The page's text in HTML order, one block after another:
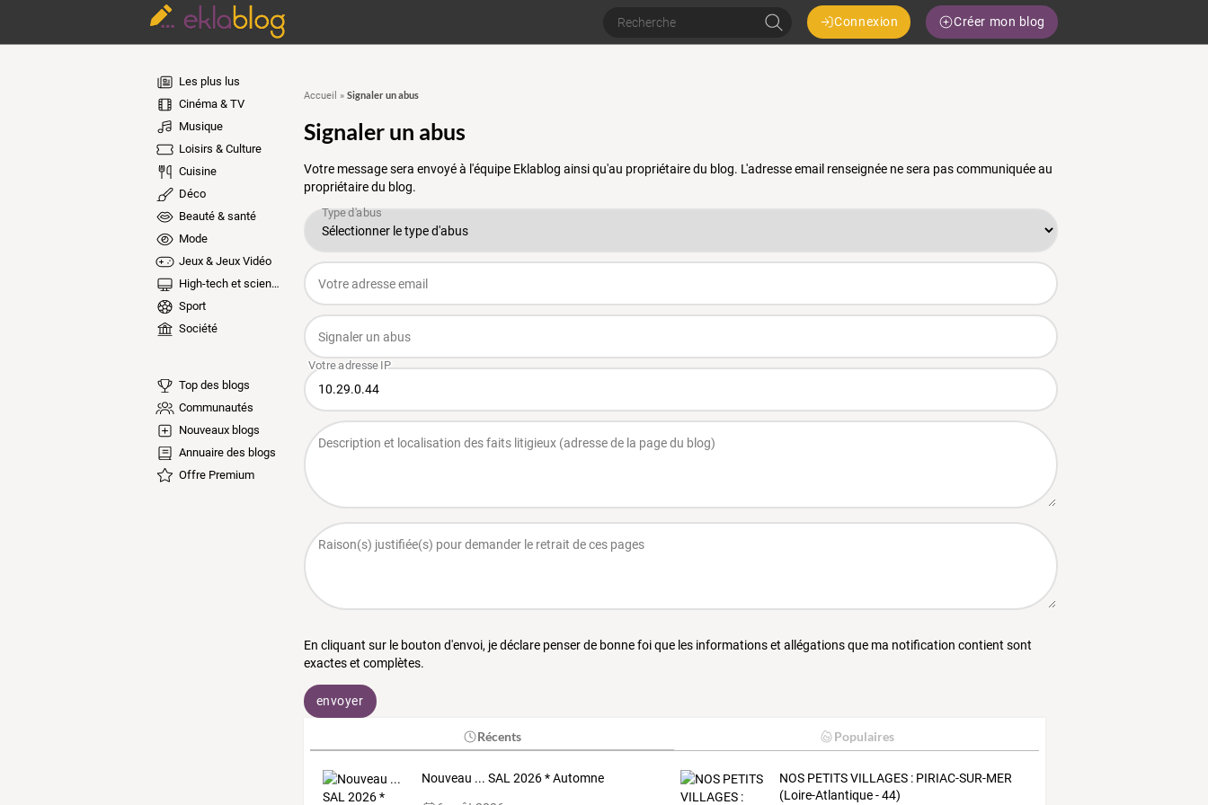
Connexion Créer mon blog
Les plus lus
Cinéma & TV
Musique
Loisirs & Culture
Cuisine
Déco
Beauté & santé
Mode
Jeux & Jeux Vidéo
High-tech et sciences
Sport
Société
Top des blogs
Communautés
Nouveaux blogs
Annuaire des blogs
Offre Premium
Accueil » Signaler un abus
Signaler un abus
Votre message sera envoyé à l'équipe Eklablog ainsi qu'au propriétaire du blog. L'adresse email renseignée ne sera pas communiquée au
propriétaire du blog.
En cliquant sur le bouton d'envoi, je déclare penser de bonne foi que les informations et allégations que ma notification contient sont
exactes et complètes.
envoyer
Récents Populaires
Nouveau ... SAL 2026 * Automne
NOS PETITS VILLAGES : PIRIAC-SUR-MER
(Loire-Atlantique - 44)